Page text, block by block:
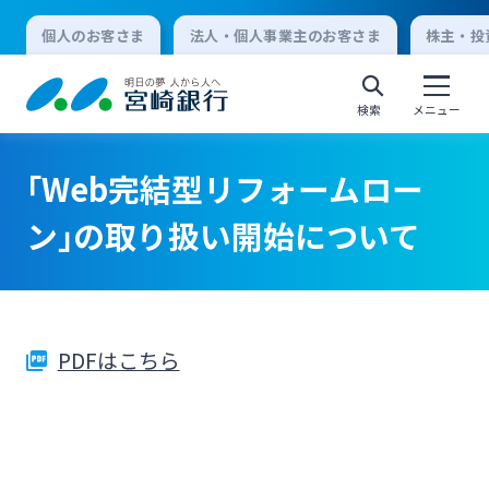
個人のお客さま 法人・個人事業主のお客さま 株主・
検索 メニュー
個人向けインターネットバンキング
ログオン
法人向けインターネットバンキング
｢Web完結型リフォームロー
ン｣の取り扱い開始について
PDFはこちら